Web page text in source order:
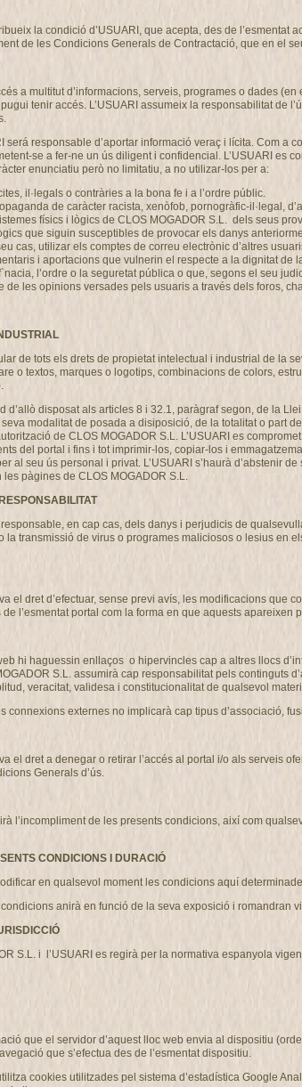
la condició d’USUARI, que acepta, des de
de les Condicions Generals de Contractació, que en el
a multitut d’informacions, serveis, programes o dades
pugui tenir accés. L’USUARI assumeix la responsabilitat
será responsable d’aportar informació veraç i lícita. Com
se a fer-ne un ús diligent i confidencial. L’USUARI es
enunciatiu però no limitatiu, a no utilizar-los per a:
il·legals o contràries a la bona fe i a l’ordre públic.
de caràcter racista, xenòfob, pornogràfic-il·legal,
físics i lògics de CLOS MOGADOR S.L. dels seus
que siguin susceptibles de provocar els danys
cas, utilizar els comptes de correu electrònic d’altres
i aportacions que vulnerin el respecte a la dignitat
l’ordre o la seguretat pública o que, segons el seu
de les opinions versades pels usuaris a través dels foros,
de tots els drets de propietat intelectual i industrial de la
o textos, marques o logotips, combinacions de colors,
d’allò disposat als articles 8 i 32.1, paràgraf segon, de la
modalitat de posada a disiposició, de la totalitat o part
de CLOS MOGADOR S.L. L’USUARI es
del portal i fins i tot imprimir-los, copiar-los i
al seu ús personal i privat. L’USUARI s’haurà d’abstenir
pàgines de CLOS MOGADOR S.L.
en cap cas, dels danys i perjudicis de
la transmissió de virus o programes maliciosos o lesius en
el dret d’efectuar, sense previ avís, les modificacions
l’esmentat portal com la forma en que aquests apareixen
hi haguessin enllaços o hipervincles cap a altres llocs
S.L. assumirà cap responsabilitat pels continguts
veracitat, validesa i constitucionalitat de qualsevol
connexions externes no implicarà cap tipus d’associació,
el dret a denegar o retirar l’accés al portal i/o als serveis
Generals d’ús.
l’incompliment de les presents condicions, així com
CONDICIONS I DURACIÓ
en qualsevol moment les condicions aquí
anirà en funció de la seva exposició i
S.L. i l’USUARI es regirà per la normativa espanyola
que el servidor d’aquest lloc web envia al dispositiu
que s’efectua des de l’esmentat dispositiu.
cookies utilitzades pel sistema d’estadística Google